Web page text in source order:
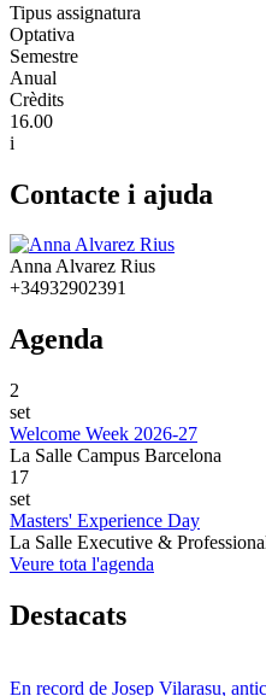
Tipus assignatura
Optativa
Semestre
Anual
Crèdits
16.00
i
Contacte i ajuda
Anna Alvarez Rius
+34932902391
Agenda
2
set
Welcome Week 2026-27
La Salle Campus Barcelona
17
set
Masters' Experience Day
La Salle Executive &
Veure tota l'agenda
Destacats
En record de Josep Vilarasu,